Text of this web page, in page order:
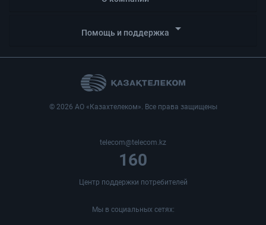
Помощь и поддержка arrow_drop_down
© 2026 АО «Казахтелеком». Все права защищены
telecom@telecom.kz
160
Центр поддержки потребителей
Мы в социальных сетях: